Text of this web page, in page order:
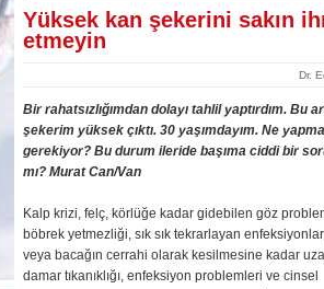
Yüksek kan şekerini sakın
etmeyin
Dr.
Bir rahatsızlığımdan dolayı tahlil yaptırdım. Bu
şekerim yüksek çıktı. 30 yaşımdayım. Ne
gerekiyor? Bu durum ileride başıma ciddi bir
mı? Murat Can/Van
Kalp krizi, felç, körlüğe kadar gidebilen göz
böbrek yetmezliği, sık sık tekrarlayan
veya bacağın cerrahi olarak kesilmesine kadar
damar tıkanıklığı, enfeksiyon problemleri ve cinsel